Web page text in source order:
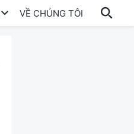
VỀ CHÚNG TÔI